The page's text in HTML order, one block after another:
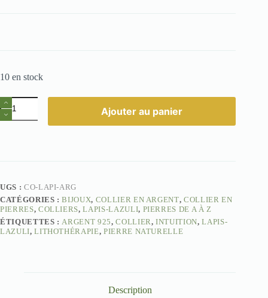
10 en stock
quantité
de
Collier
et
Vérité
Ajouter au panier
UGS : CO-LAPI-ARG
CATÉGORIES :BIJOUX, COLLIER EN ARGENT,COLLIER EN
PIERRES, COLLIERS,LAPIS-LAZULI, PIERRES DE A À Z
ÉTIQUETTES : ARGENT 925,COLLIER,INTUITION,LAPIS-
LAZULI,LITHOTHÉRAPIE, PIERRE NATURELLE
Description